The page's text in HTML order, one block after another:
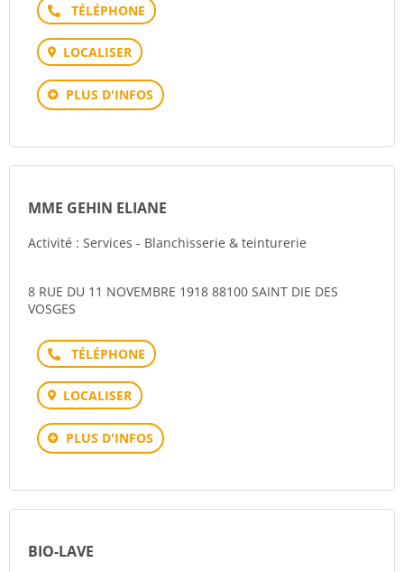
Téléphone
LOCALISER
PLUS D'INFOS
MME GEHIN ELIANE
Activité : Services - Blanchisserie & teinturerie
8 RUE DU 11 NOVEMBRE 1918 88100 SAINT DIE DES
VOSGES
Téléphone
LOCALISER
PLUS D'INFOS
BIO-LAVE